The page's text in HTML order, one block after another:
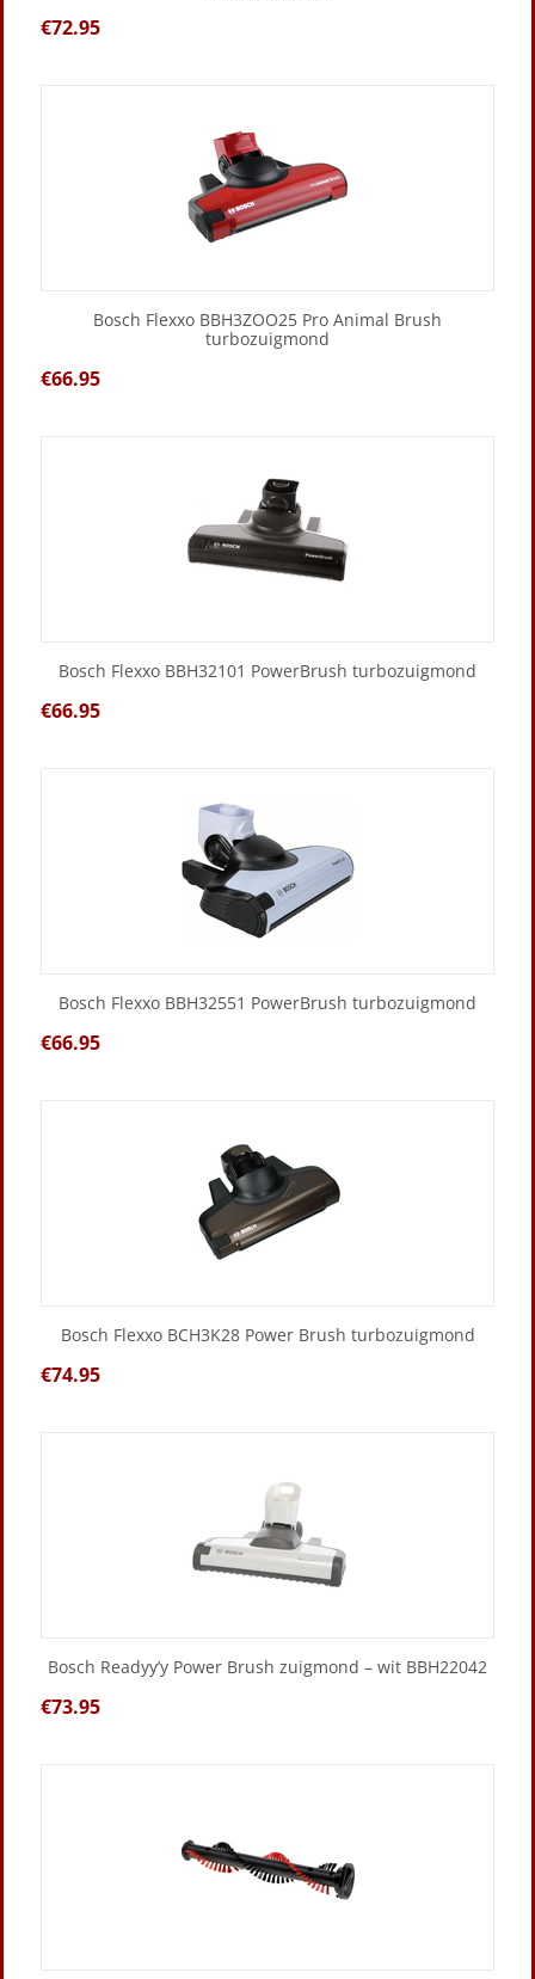
€72.95
Bosch Flexxo BBH3ZOO25 Pro Animal Brush
turbozuigmond
€66.95
Bosch Flexxo BBH32101 PowerBrush turbozuigmond
€66.95
Bosch Flexxo BBH32551 PowerBrush turbozuigmond
€66.95
Bosch Flexxo BCH3K28 Power Brush turbozuigmond
€74.95
Bosch Readyy’y Power Brush zuigmond – wit BBH22042
€73.95